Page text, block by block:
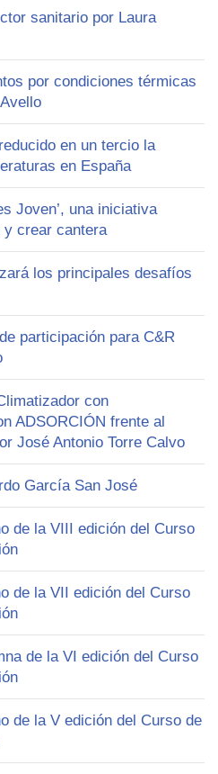
sanitario por Laura
por condiciones térmicas
en un tercio la
en España
Joven’, una iniciativa
y crear cantera
los principales desafíos
participación para C&R
con
ADSORCIÓN frente al
José Antonio Torre Calvo
García San José
de la VIII edición del Curso
de la VII edición del Curso
de la VI edición del Curso
de la V edición del Curso de